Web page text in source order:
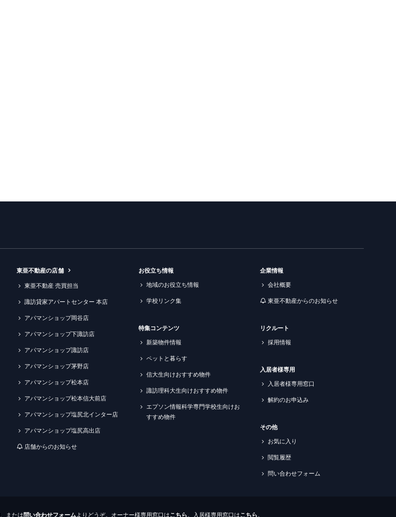
東亜不動産の店舗
東亜不動産 売買担当
諏訪貸家アパートセンター 本店
アパマンショップ岡谷店
アパマンショップ下諏訪店
アパマンショップ諏訪店
アパマンショップ茅野店
アパマンショップ松本店
アパマンショップ松本信大前店
アパマンショップ塩尻北インター店
アパマンショップ塩尻高出店
店舗からのお知らせ
お役立ち情報
地域のお役立ち情報
学校リンク集
特集コンテンツ
新築物件情報
ペットと暮らす
信大生向けおすすめ物件
諏訪理科大生向けおすすめ物件
エプソン情報科学専門学校生向けお
すすめ物件
企業情報
会社概要
東亜不動産からのお知らせ
リクルート
採用情報
入居者様専用
入居者様専用窓口
解約のお申込み
その他
お気に入り
閲覧履歴
問い合わせフォーム
、または 問い合わせフォームよりどうぞ。オーナー様専用窓口はこちら。入居様専用窓口はこちら。